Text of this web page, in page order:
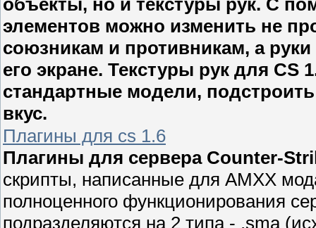
элементов можно изменить не
союзникам и противникам, а
его экране. Текстуры рук для CS
стандартные модели,
вкус.
Плагины для cs 1.6
Плагины для сервера Counter-
скрипты, написанные для AMXX
полноценного функционирования
подразделяются на 2 типа - .sma